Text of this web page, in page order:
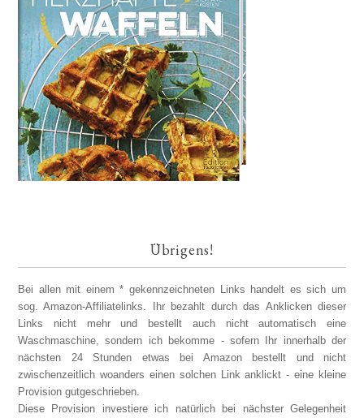
Übrigens!
Bei allen mit einem * gekennzeichneten Links handelt es sich um
sog. Amazon-Affiliatelinks. Ihr bezahlt durch das Anklicken dieser
Links nicht mehr und bestellt auch nicht automatisch eine
Waschmaschine, sondern ich bekomme - sofern Ihr innerhalb der
nächsten 24 Stunden etwas bei Amazon bestellt und nicht
zwischenzeitlich woanders einen solchen Link anklickt - eine kleine
Provision gutgeschrieben.
Diese Provision investiere ich natürlich bei nächster Gelegenheit